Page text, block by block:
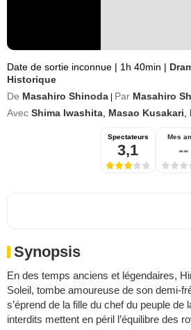
Date de sortie inconnue | 1h 40min |
Historique
De Masahiro Shinoda Par Masahiro
Avec Shima Iwashita Masao Kusakari
Spectateurs
3,1
Mes
--
Synopsis
En des temps anciens et légendaires,
Soleil, tombe amoureuse de son demi-
s’éprend de la fille du chef du peuple de
interdits mettent en péril l’équilibre des